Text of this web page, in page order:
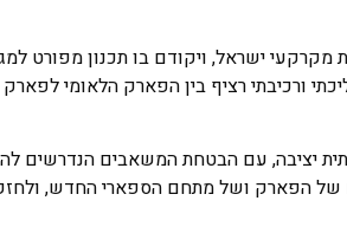
ישראל, ויקודם בו תכנון מפורט
ורכיבתי רציף בין הפארק הלאומי
יציבה, עם הבטחת המשאבים הנדרשים
של הפארק ושל מתחם הספארי החדש,